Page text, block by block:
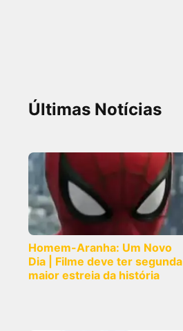
Últimas Notícias
Homem-Aranha: Um Novo
Dia | Filme deve ter segunda
maior estreia da história